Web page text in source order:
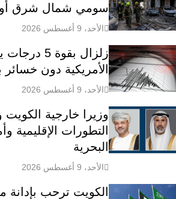
سومي شمال شرق
الأحد، 9 أغسطس 2026
زلزال بقوة
الأمريكية دون خسائر
الأحد، 9 أغسطس 2026
وزيرا خارجية الكويت
التطورات الإقليمية
البحرية
الأحد، 9 أغسطس 2026
الكويت ترحب بإدانة